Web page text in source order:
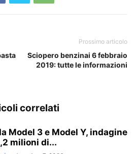
Prossimo articolo
Sciopero benzinai 6 febbraio
2019: tutte le informazioni
correlati
Model 3 e Model Y, indagine
milioni di...